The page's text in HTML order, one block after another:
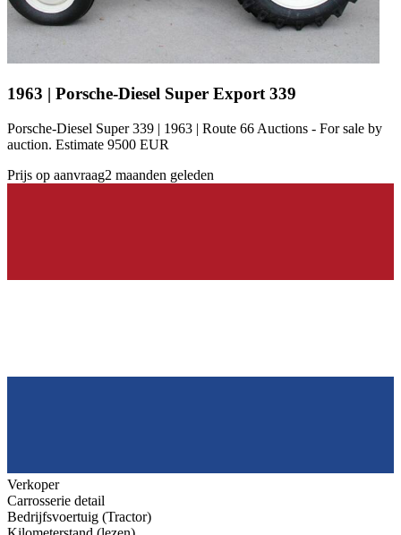
1963 | Porsche-Diesel Super Export 339
Porsche-Diesel Super 339 | 1963 | Route 66 Auctions - For sale by
auction. Estimate 9500 EUR
Prijs op aanvraag2 maanden geleden
Verkoper
Carrosserie detail
Bedrijfsvoertuig (Tractor)